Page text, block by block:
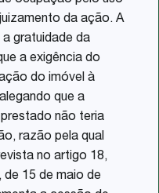
da ação. A
gratuidade da
a exigência do
do imóvel à
que a
não teria
razão pela qual
no artigo 18,
de 15 de maio de